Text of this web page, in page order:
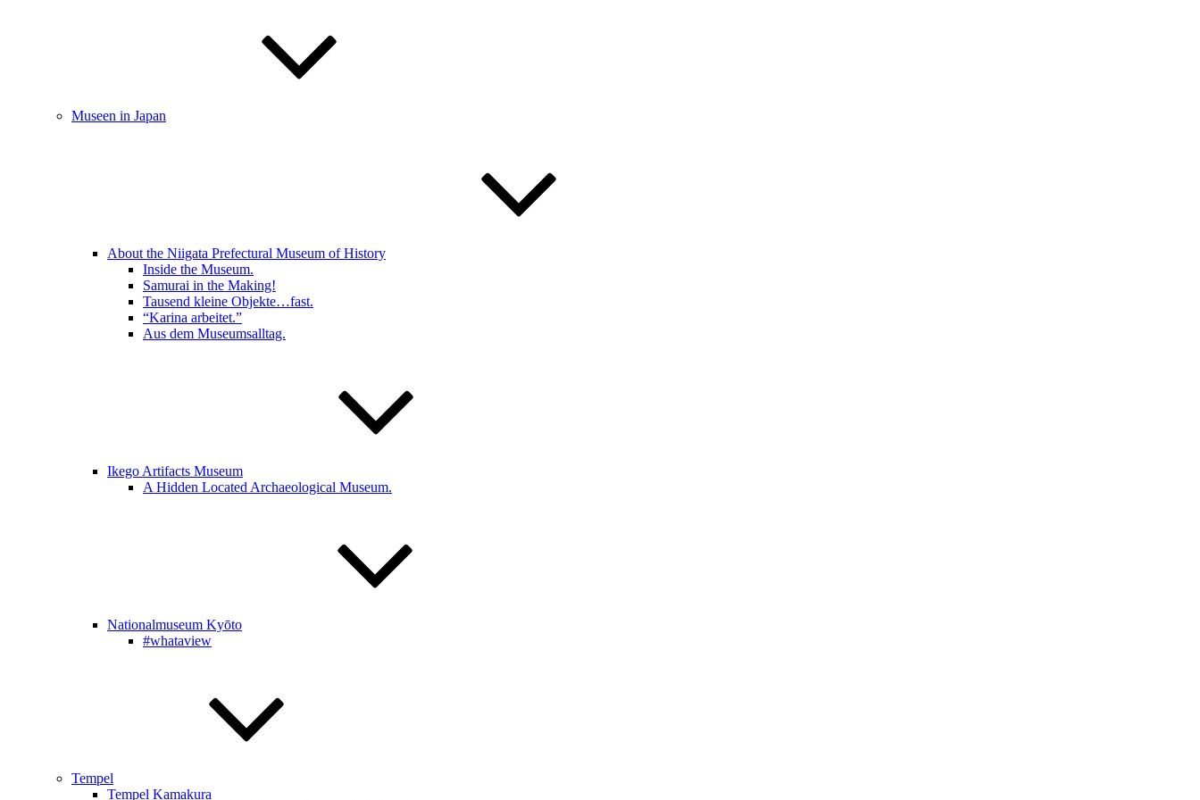
Museen in Japan
About the Niigata Prefectural Museum of History
Inside the Museum.
Samurai in the Making!
Tausend kleine Objekte…fast.
“Karina arbeitet.”
Aus dem Museumsalltag.
Ikego Artifacts Museum
A Hidden Located Archaeological Museum.
Nationalmuseum Kyōto
#whataview
Tempel
Tempel Kamakura